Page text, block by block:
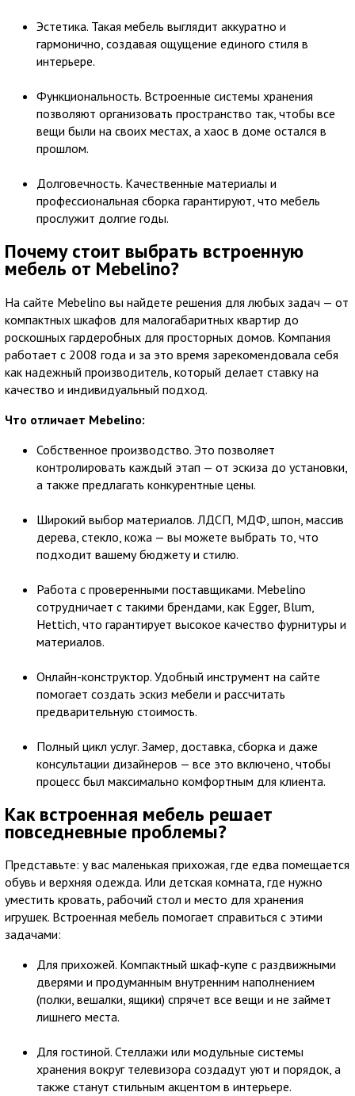
Эстетика. Такая мебель выглядит аккуратно и
гармонично, создавая ощущение единого стиля в
интерьере.
Функциональность. Встроенные системы хранения
позволяют организовать пространство так, чтобы все
вещи были на своих местах, а хаос в доме остался в
прошлом.
Долговечность. Качественные материалы и
профессиональная сборка гарантируют, что мебель
прослужит долгие годы.
Почему стоит выбрать встроенную
мебель от Mebelino?
На сайте Mebelino вы найдете решения для любых задач — от
компактных шкафов для малогабаритных квартир до
роскошных гардеробных для просторных домов. Компания
работает с 2008 года и за это время зарекомендовала себя
как надежный производитель, который делает ставку на
качество и индивидуальный подход.
Что отличает Mebelino:
Собственное производство. Это позволяет
контролировать каждый этап — от эскиза до установки,
а также предлагать конкурентные цены.
Широкий выбор материалов. ЛДСП, МДФ, шпон, массив
дерева, стекло, кожа — вы можете выбрать то, что
подходит вашему бюджету и стилю.
Работа с проверенными поставщиками. Mebelino
сотрудничает с такими брендами, как Egger, Blum,
Hettich, что гарантирует высокое качество фурнитуры и
материалов.
Онлайн-конструктор. Удобный инструмент на сайте
помогает создать эскиз мебели и рассчитать
предварительную стоимость.
Полный цикл услуг. Замер, доставка, сборка и даже
консультации дизайнеров — все это включено, чтобы
процесс был максимально комфортным для клиента.
Как встроенная мебель решает
повседневные проблемы?
Представьте: у вас маленькая прихожая, где едва помещается
обувь и верхняя одежда. Или детская комната, где нужно
уместить кровать, рабочий стол и место для хранения
игрушек. Встроенная мебель помогает справиться с этими
задачами:
Для прихожей. Компактный шкаф-купе с раздвижными
дверями и продуманным внутренним наполнением
(полки, вешалки, ящики) спрячет все вещи и не займет
лишнего места.
Для гостиной. Стеллажи или модульные системы
хранения вокруг телевизора создадут уют и порядок, а
также станут стильным акцентом в интерьере.